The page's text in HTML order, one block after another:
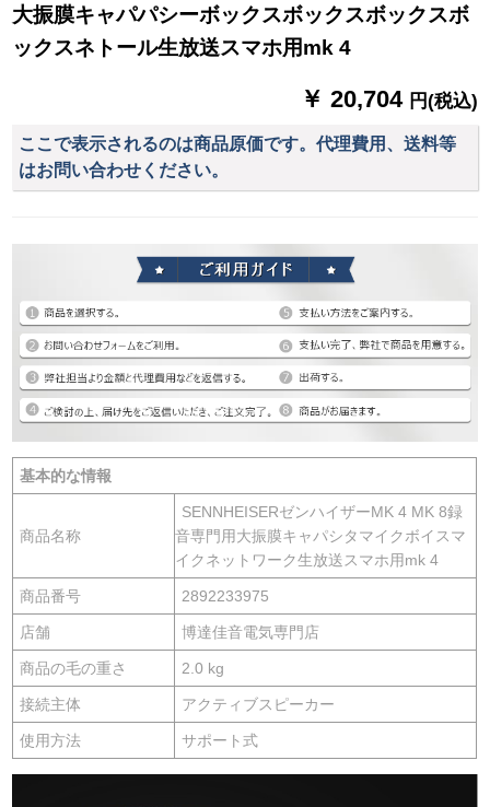
大振膜キャパパシーボックスボックスボックスボ
ックスネトール生放送スマホ用mk 4
￥ 20,704 円(税込)
ここで表示されるのは商品原価です。代理費用、送料等
はお問い合わせください。
基本的な情報
商品名称
SENNHEISERゼンハイザーMK 4 MK 8録
音専門用大振膜キャパシタマイクボイスマ
イクネットワーク生放送スマホ用mk 4
商品番号 2892233975
店舗 博達佳音電気専門店
商品の毛の重さ 2.0 kg
接続主体 アクティブスピーカー
使用方法 サポート式